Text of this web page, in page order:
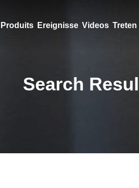
Produits Ereignisse Videos
Search